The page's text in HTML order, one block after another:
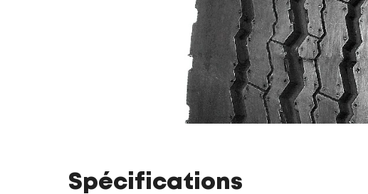
Spécifications